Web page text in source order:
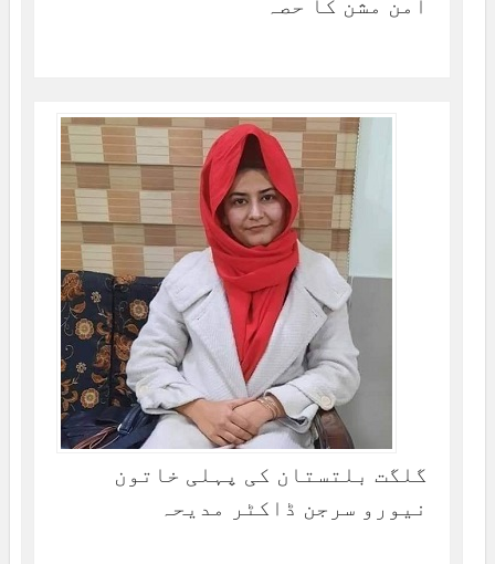
امن مشن کا حصہ
گلگت بلتستان کی پہلی خاتون
نیورو سرجن ڈاکٹر مدیحہ